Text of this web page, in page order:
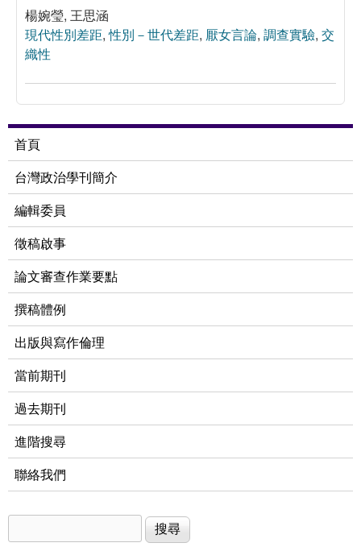
楊婉瑩, 王思涵
現代性別差距,性別－世代差距, 厭女言論, 調查實驗, 交
織性
首頁
台灣政治學刊簡介
編輯委員
徵稿啟事
論文審查作業要點
撰稿體例
出版與寫作倫理
當前期刊
過去期刊
進階搜尋
聯絡我們
搜尋表單